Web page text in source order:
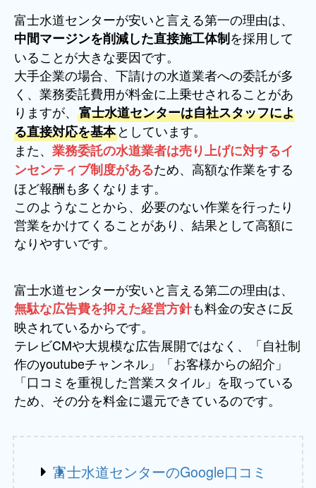
富士水道センターが安いと言える第一の理由は、
中間マージンを削減した直接施工体制を採用して
いることが大きな要因です。
大手企業の場合、下請けの水道業者への委託が多
く、業務委託費用が料金に上乗せされることがあ
りますが、 富士水道センターは自社スタッフによ
る直接対応を基本としています。
また、 業務委託の水道業者は売り上げに対するイ
ンセンティブ制度があるため、高額な作業をする
ほど報酬も多くなります。
このようなことから、必要のない作業を行ったり
営業をかけてくることがあり、結果として高額に
なりやすいです。
富士水道センターが安いと言える第二の理由は、
無駄な広告費を抑えた経営方針も料金の安さに反
映されているからです。
テレビCMや大規模な広告展開ではなく、「自社制
作のyoutubeチャンネル」「お客様からの紹介」
「口コミを重視した営業スタイル」を取っている
ため、その分を料金に還元できているのです。
富士水道センターのGoogle口コミ